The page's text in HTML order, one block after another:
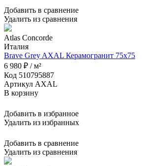
Добавить в сравнение
Удалить из сравнения
Atlas Concorde
Италия
Brave Grey AXAL Керамогранит 75x75
6 980 ₽ / м²
Код 510795887
Артикул AXAL
В корзину
Добавить в избранное
Удалить из избранных
Добавить в сравнение
Удалить из сравнения